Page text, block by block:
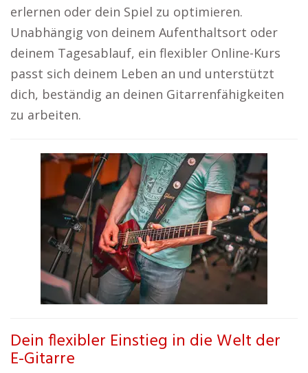
erlernen oder dein Spiel zu optimieren.
Unabhängig von deinem Aufenthaltsort oder
deinem Tagesablauf, ein flexibler Online-Kurs
passt sich deinem Leben an und unterstützt
dich, beständig an deinen Gitarrenfähigkeiten
zu arbeiten.
Dein flexibler Einstieg in die Welt der
E-Gitarre